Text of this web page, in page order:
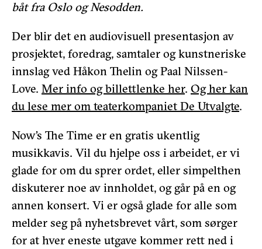
båt fra Oslo og Nesodden.
Der blir det en audiovisuell presentasjon av
prosjektet, foredrag, samtaler og kunstneriske
innslag ved Håkon Thelin og Paal Nilssen-
Love. Mer info og billettlenke her. Og her kan
du lese mer om teaterkompaniet De Utvalgte.
Now’s The Time er en gratis ukentlig
musikkavis. Vil du hjelpe oss i arbeidet, er vi
glade for om du sprer ordet, eller simpelthen
diskuterer noe av innholdet, og går på en og
annen konsert. Vi er også glade for alle som
melder seg på nyhetsbrevet vårt, som sørger
for at hver eneste utgave kommer rett ned i